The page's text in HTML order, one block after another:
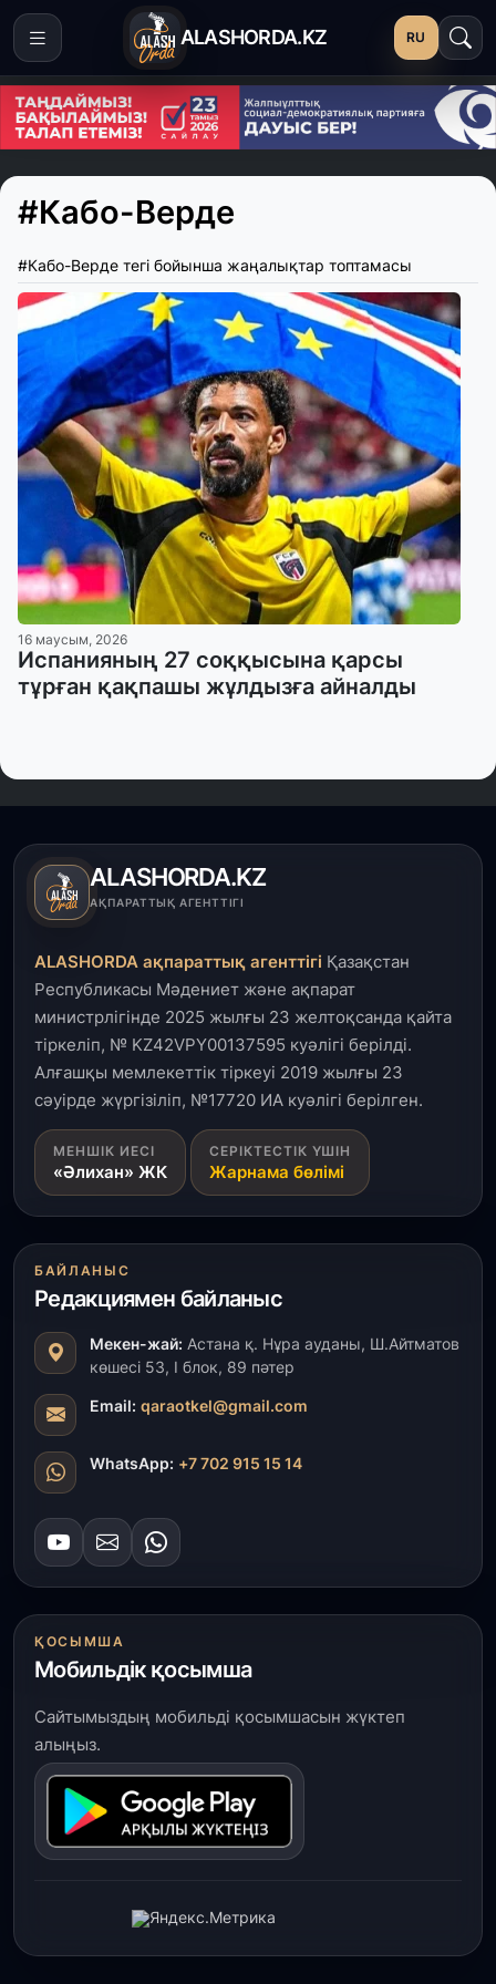
ALASHORDA.KZ RU
#Кабо-Верде
#Кабо-Верде тегі бойынша жаңалықтар топтамасы
16 маусым, 2026
Испанияның 27 соққысына қарсы
тұрған қақпашы жұлдызға айналды
ALASHORDA.KZ
АҚПАРАТТЫҚ АГЕНТТІГІ
ALASHORDA ақпараттық агенттігі Қазақстан
Республикасы Мәдениет және ақпарат
министрлігінде 2025 жылғы 23 желтоқсанда қайта
тіркеліп, № KZ42VPY00137595 куәлігі берілді.
Алғашқы мемлекеттік тіркеуі 2019 жылғы 23
сәуірде жүргізіліп, №17720 ИА куәлігі берілген.
МЕНШІК ИЕСІ
«Әлихан» ЖК
СЕРІКТЕСТІК ҮШІН
Жарнама бөлімі
БАЙЛАНЫС
Редакциямен байланыс
Мекен-жай: Астана қ. Нұра ауданы, Ш.Айтматов
көшесі 53, І блок, 89 пәтер
Email: qaraotkel@gmail.com
WhatsApp: +7 702 915 15 14
ҚОСЫМША
Мобильдік қосымша
Сайтымыздың мобильді қосымшасын жүктеп
алыңыз.